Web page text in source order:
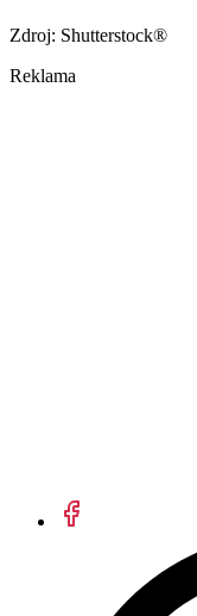
Zdroj: Shutterstock®
Reklama